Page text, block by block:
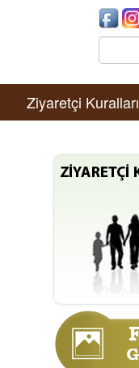
Search:
Ziyaretçi Kuralları